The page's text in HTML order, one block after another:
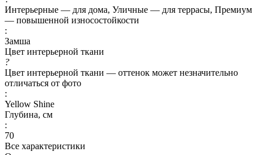
Интерьерные — для дома, Уличные — для террасы, Премиум
— повышенной износостойкости
:
Замша
Цвет интерьерной ткани
?
Цвет интерьерной ткани — оттенок может незначительно
отличаться от фото
:
Yellow Shine
Глубина, см
:
70
Все характеристики